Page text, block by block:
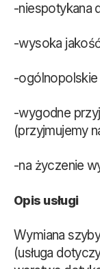
-niespotykana
-wysoka
-
-wygodne
(przyjmujemy
-na życzenie
Opis usługi
Wymiana
(usługa